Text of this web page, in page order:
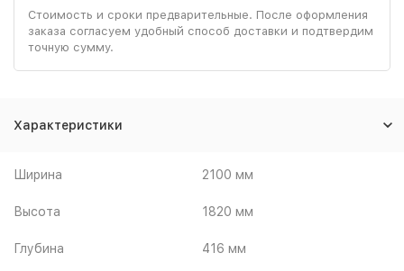
Стоимость и сроки предварительные. После оформления
заказа согласуем удобный способ доставки и подтвердим
точную сумму.
Характеристики
Ширина 2100 мм
Высота 1820 мм
Глубина 416 мм